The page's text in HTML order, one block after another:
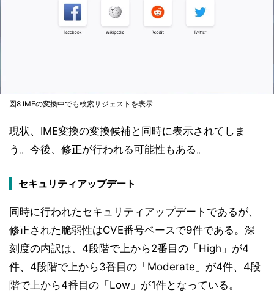
図8 IMEの変換中でも検索サジェストを表示
現状、IME変換の変換候補と同時に表示されてしま
う。今後、修正が行われる可能性もある。
セキュリティアップデート
同時に行われたセキュリティアップデートであるが、
修正された脆弱性はCVE番号ベースで9件である。深
刻度の内訳は、4段階で上から2番目の「High」が4
件、4段階で上から3番目の「Moderate」が4件、4段
階で上から4番目の「Low」が1件となっている。